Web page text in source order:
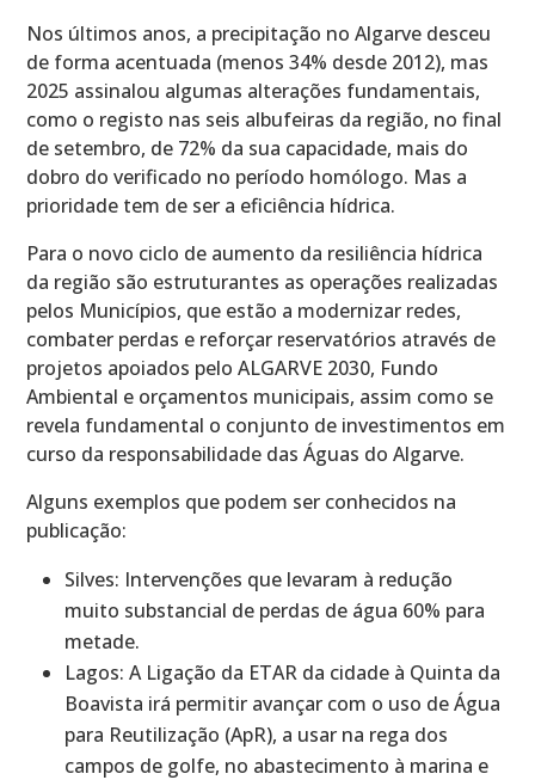
Nos últimos anos, a precipitação no Algarve desceu
de forma acentuada (menos 34% desde 2012), mas
2025 assinalou algumas alterações fundamentais,
como o registo nas seis albufeiras da região, no final
de setembro, de 72% da sua capacidade, mais do
dobro do verificado no período homólogo. Mas a
prioridade tem de ser a eficiência hídrica.
Para o novo ciclo de aumento da resiliência hídrica
da região são estruturantes as operações realizadas
pelos Municípios, que estão a modernizar redes,
combater perdas e reforçar reservatórios através de
projetos apoiados pelo ALGARVE 2030, Fundo
Ambiental e orçamentos municipais, assim como se
revela fundamental o conjunto de investimentos em
curso da responsabilidade das Águas do Algarve.
Alguns exemplos que podem ser conhecidos na
publicação:
Silves: Intervenções que levaram à redução
muito substancial de perdas de água 60% para
metade.
Lagos: A Ligação da ETAR da cidade à Quinta da
Boavista irá permitir avançar com o uso de Água
para Reutilização (ApR), a usar na rega dos
campos de golfe, no abastecimento à marina e